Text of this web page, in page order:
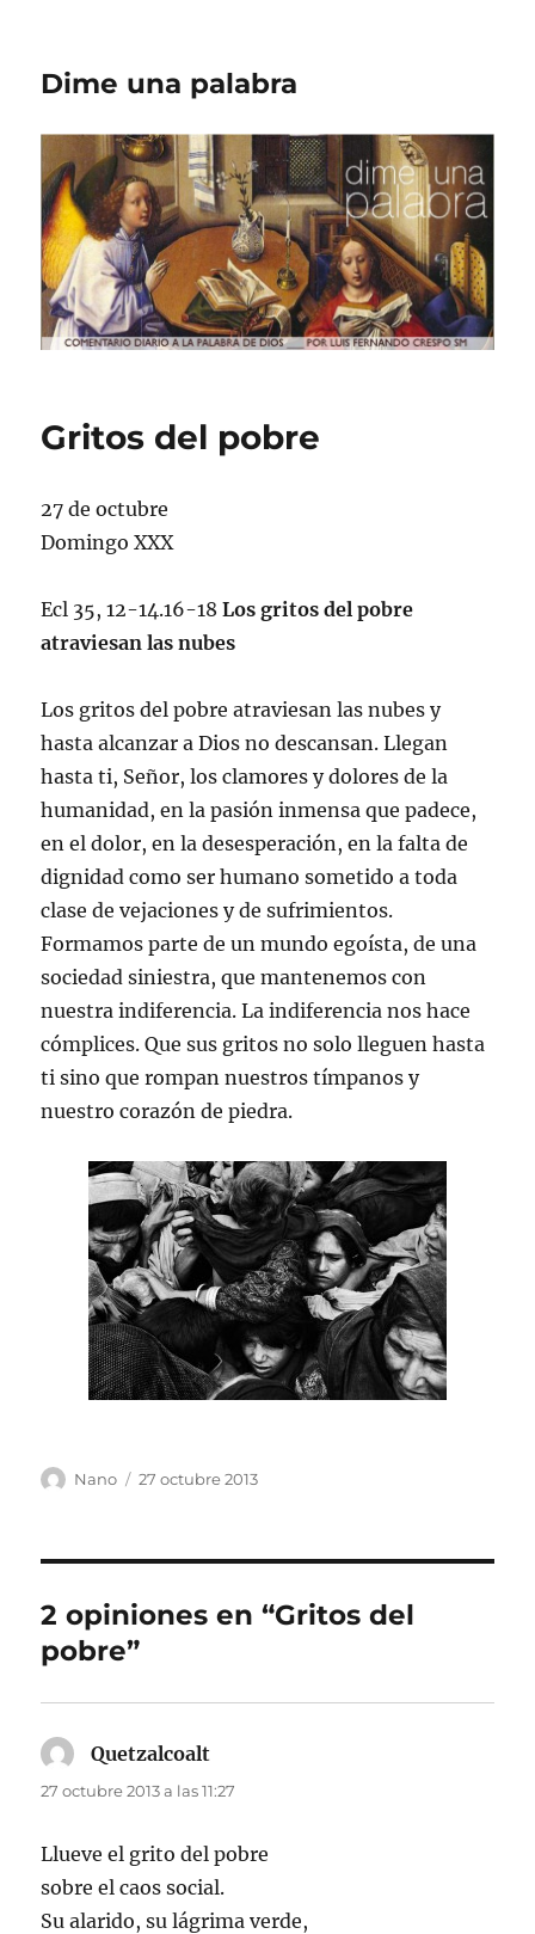
Dime una palabra
Gritos del pobre
27 de octubre
Domingo XXX
Ecl 35, 12-14.16-18Los gritos del pobre
atraviesan las nubes
Los gritos del pobre atraviesan las nubes y
hasta alcanzar a Dios no descansan. Llegan
hasta ti, Señor, los clamores y dolores de la
humanidad, en la pasión inmensa que padece,
en el dolor, en la desesperación, en la falta de
dignidad como ser humano sometido a toda
clase de vejaciones y de sufrimientos.
Formamos parte de un mundo egoísta, de una
sociedad siniestra, que mantenemos con
nuestra indiferencia. La indiferencia nos hace
cómplices. Que sus gritos no solo lleguen hasta
ti sino que rompan nuestros tímpanos y
nuestro corazón de piedra.
Autor
Nano
Publicado
27 octubre 2013
2 opiniones en “Gritos del
pobre”
Quetzalcoalt
27 octubre 2013 a las 11:27
Llueve el grito del pobre
sobre el caos social.
Su alarido, su lágrima verde,